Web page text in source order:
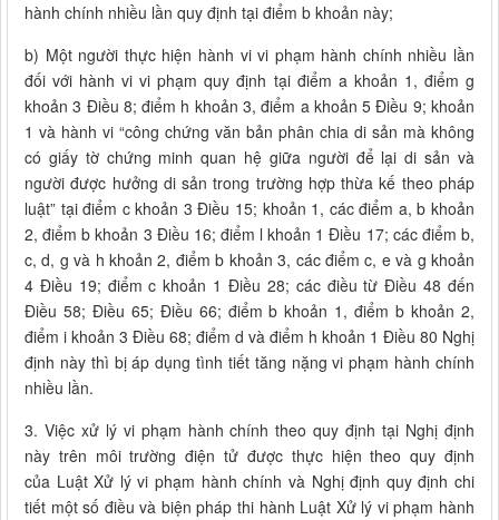
hành chính nhiều lần quy định tại điểm b khoản này;
b) Một người thực hiện hành vi vi phạm hành chính nhiều lần
đối với hành vi vi phạm quy định tại điểm a khoản 1, điểm g
khoản 3 Điều 8; điểm h khoản 3, điểm a khoản 5 Điều 9; khoản
1 và hành vi “công chứng văn bản phân chia di sản mà không
có giấy tờ chứng minh quan hệ giữa người để lại di sản và
người được hưởng di sản trong trường hợp thừa kế theo pháp
luật” tại điểm c khoản 3 Điều 15; khoản 1, các điểm a, b khoản
2, điểm b khoản 3 Điều 16; điểm l khoản 1 Điều 17; các điểm b,
c, d, g và h khoản 2, điểm b khoản 3, các điểm c, e và g khoản
4 Điều 19; điểm c khoản 1 Điều 28; các điều từ Điều 48 đến
Điều 58; Điều 65; Điều 66; điểm b khoản 1, điểm b khoản 2,
điểm i khoản 3 Điều 68; điểm d và điểm h khoản 1 Điều 80 Nghị
định này thì bị áp dụng tình tiết tăng nặng vi phạm hành chính
nhiều lần.
3. Việc xử lý vi phạm hành chính theo quy định tại Nghị định
này trên môi trường điện tử được thực hiện theo quy định
của Luật Xử lý vi phạm hành chính và Nghị định quy định chi
tiết một số điều và biện pháp thi hành Luật Xử lý vi phạm hành